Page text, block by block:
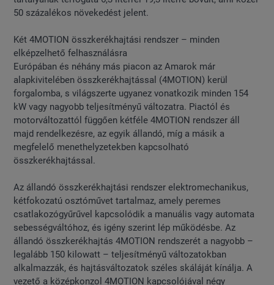
50 százalékos növekedést jelent.
Két 4MOTION összkerékhajtási rendszer – minden
elképzelhető felhasználásra
Európában és néhány más piacon az Amarok már
alapkivitelében összkerékhajtással (4MOTION) kerül
forgalomba, s világszerte ugyanez vonatkozik minden 154
kW vagy nagyobb teljesítményű változatra. Piactól és
motorváltozattól függően kétféle 4MOTION rendszer áll
majd rendelkezésre, az egyik állandó, míg a másik a
megfelelő menethelyzetekben kapcsolható
összkerékhajtással.
Az állandó összkerékhajtási rendszer elektromechanikus,
kétfokozatú osztóművet tartalmaz, amely peremes
csatlakozógyűrűvel kapcsolódik a manuális vagy automata
sebességváltóhoz, és igény szerint lép működésbe. Az
állandó összkerékhajtás 4MOTION rendszerét a nagyobb –
legalább 150 kilowatt – teljesítményű változatokban
alkalmazzák, és hajtásváltozatok széles skáláját kínálja. A
vezető a középkonzol 4MOTION kapcsolójával négy